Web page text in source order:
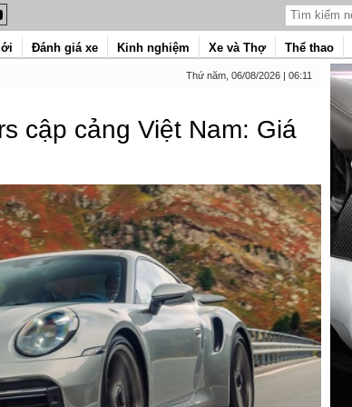
Đánh giá xe Kinh nghiệm Xe và Thợ Thể thao
Thứ năm, 06/08/2026 | 06:11
cập cảng Việt Nam: Giá